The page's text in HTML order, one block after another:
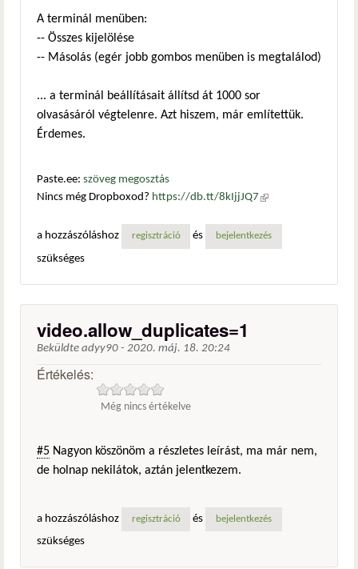
A terminál menüben:
-- Összes kijelölése
-- Másolás (egér jobb gombos menüben is megtalálod)
... a terminál beállításait állítsd át 1000 sor
olvasásáról végtelenre. Azt hiszem, már említettük.
Érdemes.
Paste.ee: szöveg megosztás
Nincs még Dropboxod? https://db.tt/8kIjjJQ7 (külső
a hozzászóláshoz
regisztráció és bejelentkezés
szükséges
video.allow_duplicates=1
Beküldte adyy90 - 2020. máj. 18. 20:24
Értékelés:
Még nincs értékelve
#5 Nagyon köszönöm a részletes leírást, ma már nem,
de holnap nekilátok, aztán jelentkezem.
a hozzászóláshoz regisztráció és bejelentkezés
szükséges